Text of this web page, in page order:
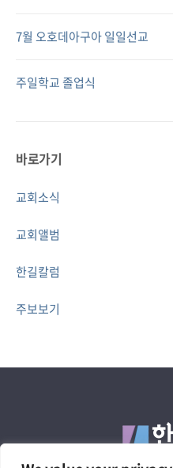
7월 오호데아구아 일일선교
주일학교 졸업식
바로가기
교회소식
교회앨범
한길칼럼
주보보기